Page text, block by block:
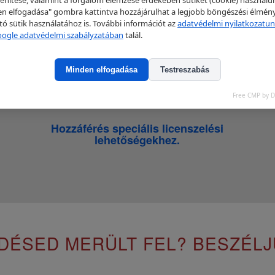
KAPNAK AZ ÜGYFELEID A
Hozzáférés speciális licenszelési
lehetőségekhez.
MERÜLT FEL?
elfogadása" gombra kattintva hozzájárulhat a legjobb böngészési
sütik használatához is. További információt azadatvédelmi
adatvédelmi szabályzatában talál.
Minden elfogadása Testreszabás
Free CMP by